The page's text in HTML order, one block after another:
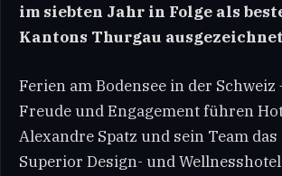
im siebten Jahr in Folge als
Kantons Thurgau
Ferien am Bodensee in der
Freude und Engagement führen
Alexandre Spatz und sein Team das
Superior Design- und